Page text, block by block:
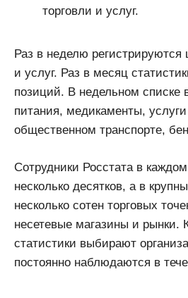
торговли и услуг.
Раз в неделю регистрируются
и услуг. Раз в месяц
позиций. В недельном списке
питания, медикаменты,
общественном транспорте,
Сотрудники Росстата в
несколько десятков, а в
несколько сотен торговых
несетевые магазины и рынки.
статистики выбирают
постоянно наблюдаются в